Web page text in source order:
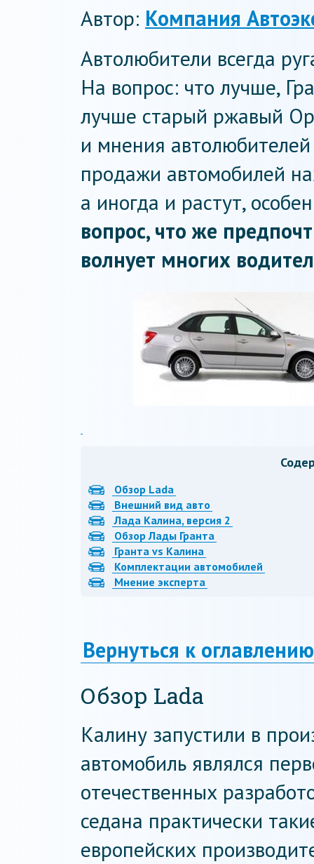
Автор: Компания
Автолюбители всегда
На вопрос: что лучше,
лучше старый ржавый
и мнения
продажи автомобилей
а иногда и растут,
вопрос, что же
волнует многих
Обзор Lada
Внешний вид авто
Лада Калина, версия 2
Обзор Лады Гранта
Гранта vs Калина
Комплектации автомобилей
Мнение эксперта
Вернуться к оглавлению
Обзор Lada
Калину запустили в
автомобиль являлся
отечественных
седана практически
европейских